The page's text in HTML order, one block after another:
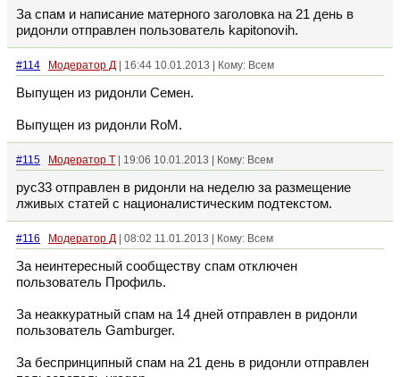
За спам и написание матерного заголовка на 21 день в
ридонли отправлен пользователь kapitonovih.
#114 Модератор Д | 16:44 10.01.2013 | Кому: Всем
Выпущен из ридонли Семен.
Выпущен из ридонли RoM.
#115 Модератор Т | 19:06 10.01.2013 | Кому: Всем
рус33 отправлен в ридонли на неделю за размещение
лживых статей с националистическим подтекстом.
#116 Модератор Д | 08:02 11.01.2013 | Кому: Всем
За неинтересный сообществу спам отключен
пользователь Профиль.
За неаккуратный спам на 14 дней отправлен в ридонли
пользователь Gamburger.
За беспринципный спам на 21 день в ридонли отправлен